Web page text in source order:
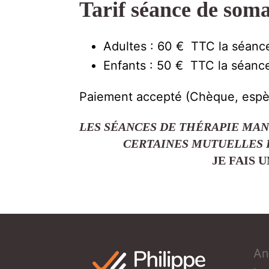
Tarif séance de
Adultes : 60 € TTC la
Enfants : 50 € TTC la
Paiement accepté (Chèque,
LES SÉANCES DE THÉRAPIE
CERTAINES MUTUELLES
JE FAIS